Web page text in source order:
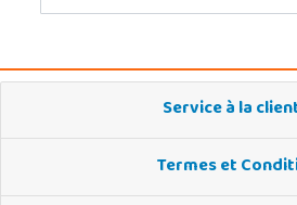
Service à la
Termes et